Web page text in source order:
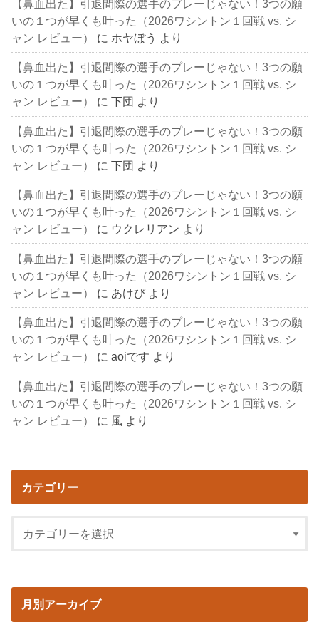
【鼻血出た】引退間際の選手のプレーじゃない！3つの願
いの１つが早くも叶った（2026ワシントン１回戦 vs. シ
ャン レビュー）
に ホヤぼう より
【鼻血出た】引退間際の選手のプレーじゃない！3つの願
いの１つが早くも叶った（2026ワシントン１回戦 vs. シ
ャン レビュー）
に下団 より
【鼻血出た】引退間際の選手のプレーじゃない！3つの願
いの１つが早くも叶った（2026ワシントン１回戦 vs. シ
ャン レビュー）
に下団 より
【鼻血出た】引退間際の選手のプレーじゃない！3つの願
いの１つが早くも叶った（2026ワシントン１回戦 vs. シ
ャン レビュー）
に ウクレリアン より
【鼻血出た】引退間際の選手のプレーじゃない！3つの願
いの１つが早くも叶った（2026ワシントン１回戦 vs. シ
ャン レビュー）
に あけび より
【鼻血出た】引退間際の選手のプレーじゃない！3つの願
いの１つが早くも叶った（2026ワシントン１回戦 vs. シ
ャン レビュー）
にaoiです より
【鼻血出た】引退間際の選手のプレーじゃない！3つの願
いの１つが早くも叶った（2026ワシントン１回戦 vs. シ
ャン レビュー）
に 風 より
カテゴリー
月別アーカイブ